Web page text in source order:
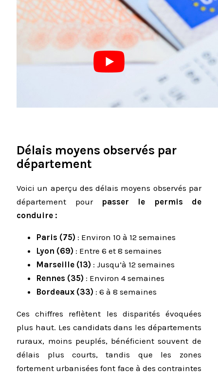
Délais moyens observés par
département
Voici un aperçu des délais moyens observés par
département pour
passer le permis de
conduire :
Paris (75) : Environ 10 à 12 semaines
Lyon (69) : Entre 6 et 8 semaines
Marseille (13) : Jusqu’à 12 semaines
Rennes (35) : Environ 4 semaines
Bordeaux (33) : 6 à 8 semaines
Ces chiffres reflètent les disparités évoquées
plus haut. Les candidats dans les départements
ruraux, moins peuplés, bénéficient souvent de
délais plus courts, tandis que les zones
fortement urbanisées font face à des contraintes